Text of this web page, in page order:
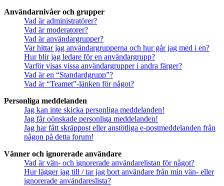
Användarnivåer och grupper
Vad är administratörer?
Vad är moderatorer?
Vad är användargrupper?
Var hittar jag användargrupperna och hur går jag med i en?
Hur blir jag ledare för en användargrupp?
Varför visas vissa användargrupper i andra färger?
Vad är en “Standardgrupp”?
Vad är “Teamet”-länken för något?
Personliga meddelanden
Jag kan inte skicka personliga meddelanden!
Jag får oönskade personliga meddelanden!
Jag har fått skräppost eller anstötliga e-postmeddelanden från
någon på detta forum!
Vänner och ignorerade användare
Vad är vän- och ignorerade användarelistan för något?
Hur lägger jag till / tar jag bort användare från min vän- eller
ignorerade användareslista?